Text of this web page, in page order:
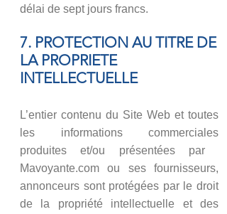
délai de sept jours francs.
7. PROTECTION AU TITRE DE
LA PROPRIETE
INTELLECTUELLE
L’entier contenu du Site Web et toutes
les informations commerciales
produites et/ou présentées par ​​​​​​​
Mavoyante.com ou ses fournisseurs,
annonceurs sont protégées par le droit
de la propriété intellectuelle et des